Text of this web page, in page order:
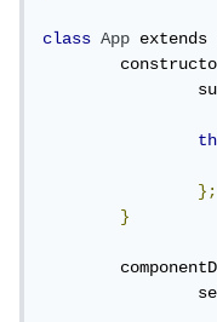
class App
};
}